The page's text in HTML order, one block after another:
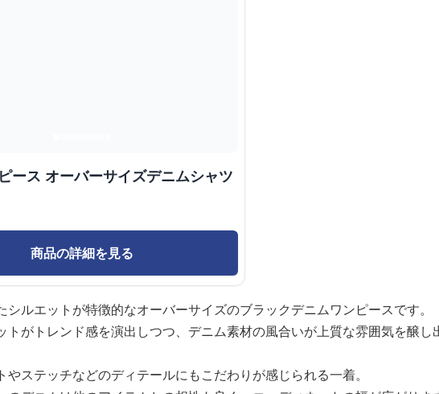
ース オーバーサイズデニムシャツ
商品の詳細を見る
シルエットが特徴的なオーバーサイズのブラックデニムワンピースです。
トがトレンド感を演出しつつ、デニム素材の風合いが上質な雰囲気を醸し
やステッチなどのディテールにもこだわりが感じられる一着。